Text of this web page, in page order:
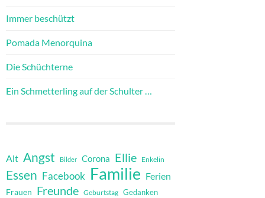
Immer beschützt
Pomada Menorquina
Die Schüchterne
Ein Schmetterling auf der Schulter …
Alt Angst Bilder Corona Ellie Enkelin
Essen Facebook Familie Ferien
Frauen Freunde Geburtstag Gedanken